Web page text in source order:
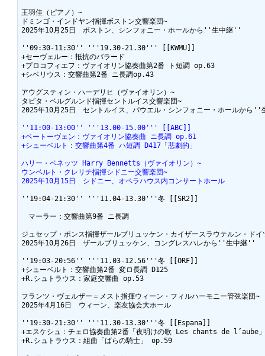
王羽佳（ピアノ）~
ドミンゴ・インドヤン指揮ボストン交響楽団~
2025年10月25日　ボストン、シンフォニー・ホールから''生中継''
''09:30-11:30'' '''19.30-21.30''' [[KWMU]]
+セーヴェルー：抵抗のバラード
+プロコフィエフ：ヴァイオリン協奏曲第2番 ト短調 op.63
+シベリウス：交響曲第2番 ニ長調op.43
アウグスティン・ハーデリヒ（ヴァイオリン）~
タビタ・ベルグルンド指揮セントルイス交響楽団~
2025年10月25日　セントルイス、パウエル・シンフォニー・ホールから
''11:00-13:00'' '''13.00-15.00''' [[ABC]]
+ベートーヴェン：ヴァイオリン協奏曲 ニ長調 op.61
+シューベルト：交響曲第4番 ハ短調 D417「悲劇的」
ハリー・ベネッツ Harry Bennetts（ヴァイオリン）~
ウンベルト・クレリチ指揮シドニー交響楽団~
2025年10月15日　シドニー、オペラハウス内コンサートホール
''19:04-21:30'' '''11.04-13.30'''冬 [[SR2]]
マーラー：交響曲第9番 ニ長調
ジュセップ・ポンス指揮ザールブリュッケン・カイザースラウテルン・ド
2025年10月26日　ザールブリュッケン、コングレスハレから''生中継''
''19:03-20:56'' '''11.03-12.56'''冬 [[ORF]]
+シューベルト：交響曲第2番 変ロ長調 D125
+R.シュトラウス：家庭交響曲 op.53
フランツ・ヴェルザー＝メスト指揮ウィーン・フィルハーモニー管弦楽団~
2025年4月16日　ウィーン、楽友協会大ホール
''19:30-21:30'' '''11.30-13.30'''冬 [[Espana]]
+エスケシュ：チェロ協奏曲第2番「夜明けの歌 Les chants de l’aube」
+R.シュトラウス：組曲「ばらの騎士」 op.59